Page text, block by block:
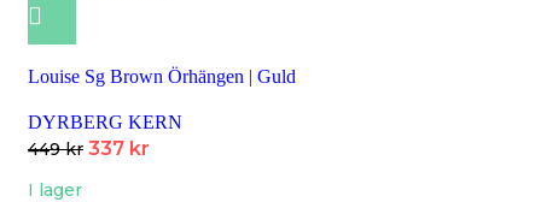
Louise Sg Brown Örhängen | Guld
DYRBERG KERN
449kr 337 kr
I lager